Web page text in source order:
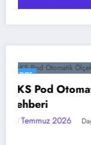
YAPAY ZEKA